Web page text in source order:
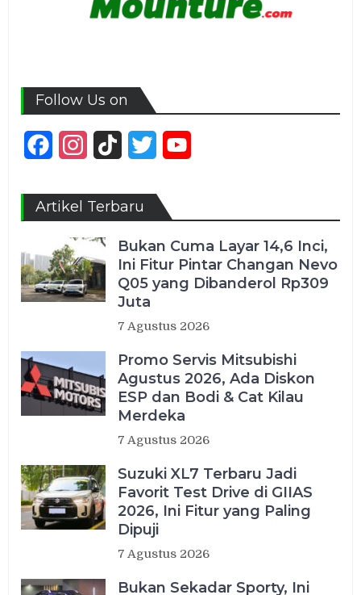
Follow Us on
FacebookInstagram
TikTok Twitter
Artikel Terbaru
Bukan Cuma Layar 14,6 Inci,
Ini Fitur Pintar Changan Nevo
Q05 yang Dibanderol Rp309
Juta
7 Agustus 2026
Promo Servis Mitsubishi
Agustus 2026, Ada Diskon
ESP dan Bodi & Cat Kilau
Merdeka
7 Agustus 2026
Suzuki XL7 Terbaru Jadi
Favorit Test Drive di GIIAS
2026, Ini Fitur yang Paling
Dipuji
7 Agustus 2026
Bukan Sekadar Sporty, Ini